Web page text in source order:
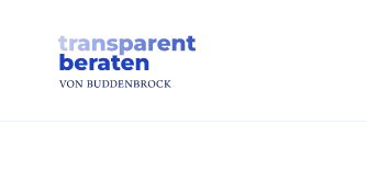
content